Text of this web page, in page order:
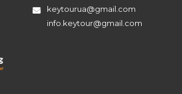
keytourua@gmail.com
info.keytour@gmail.com